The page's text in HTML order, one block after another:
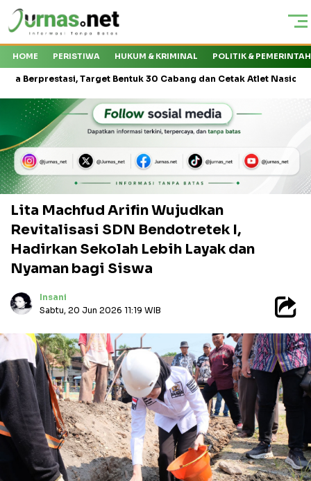
HOME PERISTIWA HUKUM & KRIMINAL POLITIK &
Target Bentuk 30 Cabang dan Cetak Atlet Nasional
Lita Machfud Arifin Wujudkan
Revitalisasi SDN Bendotretek I,
Hadirkan Sekolah Lebih Layak dan
Nyaman bagi Siswa
Insani
Sabtu, 20 Jun 2026 11:19 WIB